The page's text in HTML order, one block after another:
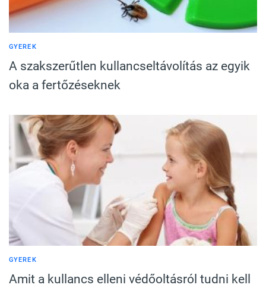
GYEREK
A szakszerűtlen kullancseltávolítás az egyik
oka a fertőzéseknek
GYEREK
Amit a kullancs elleni védőoltásról tudni kell